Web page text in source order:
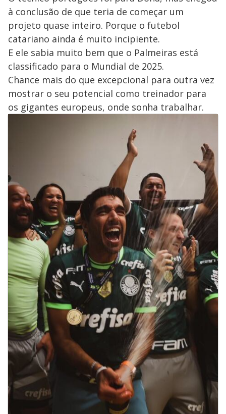
à conclusão de que teria de começar um
projeto quase inteiro. Porque o futebol
catariano ainda é muito incipiente.
E ele sabia muito bem que o Palmeiras está
classificado para o Mundial de 2025.
Chance mais do que excepcional para outra vez
mostrar o seu potencial como treinador para
os gigantes europeus, onde sonha trabalhar.